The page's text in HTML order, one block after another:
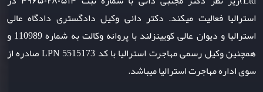
استرالیا فعالیت میکند. دکتر دانی وکیل دادگستری دادگاه عالی
استرالیا و دیوان عالی کویینزلند با پروانه وکالت به شماره 110989 و
همچنین وکیل رسمی مهاجرت استرالیا با کد LPN 5515173 صادره از
سوی اداره مهاجرت استرالیا میباشد.